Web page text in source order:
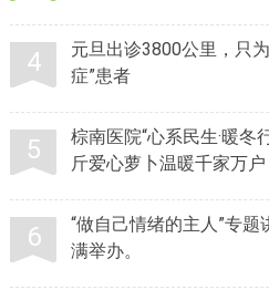
元旦出诊3800公里，只
症”患者
棕南医院“心系民生·暖冬
斤爱心萝卜温暖千家万户
“做自己情绪的主人”专题
满举办。